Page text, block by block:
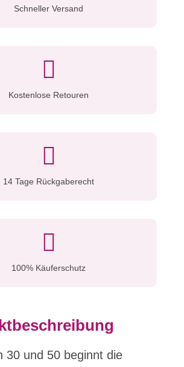
Schneller Versand

Kostenlose Retouren

14 Tage Rückgaberecht

100% Käuferschutz
30 und 50 beginnt die